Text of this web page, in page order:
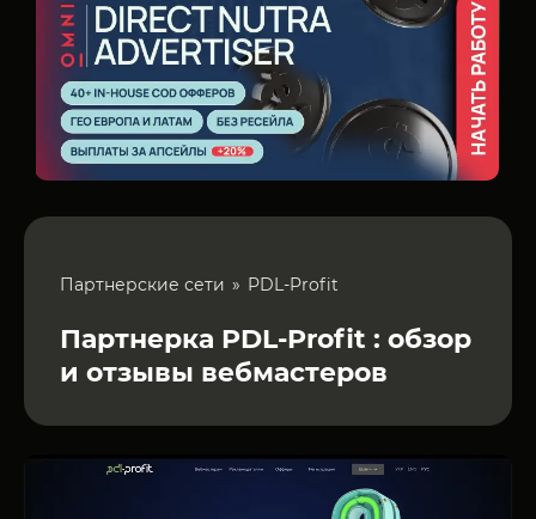
Партнерские сети PDL-Profit
Партнерка PDL-Profit : обзор
и отзывы вебмастеров